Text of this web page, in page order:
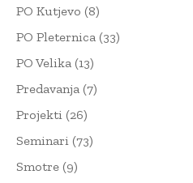
PO Kutjevo (8)
PO Pleternica (33)
PO Velika (13)
Predavanja (7)
Projekti (26)
Seminari (73)
Smotre (9)